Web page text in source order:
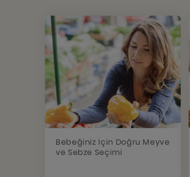
Bebeğiniz İçin Doğru Meyve
ve Sebze Seçimi